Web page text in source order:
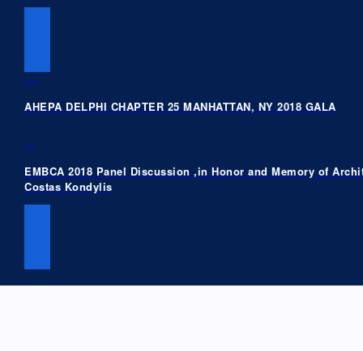
AHEPA DELPHI CHAPTER 25 MANHATTAN, NY 2018 GALA
EMBCA 2018 Panel Discussion ,in Honor and Memory of
Costas Kondylis